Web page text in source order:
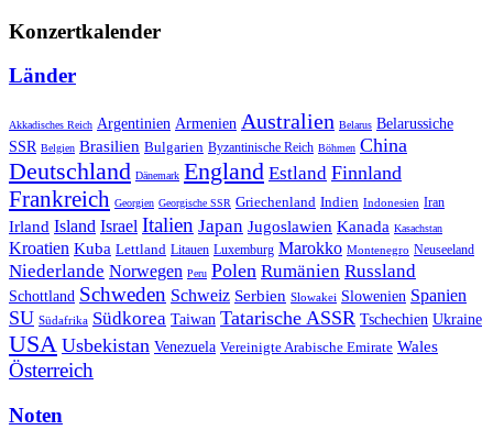
Konzertkalender
Länder
Akkadisches Reich Argentinien Armenien Australien Belarus Belarussiche
SSR Belgien Brasilien Bulgarien Byzantinische Reich Böhmen China
Deutschland Dänemark England Estland Finnland
Frankreich Georgien Georgische SSR Griechenland Indien Indonesien Iran
Irland Island Israel Italien Japan Jugoslawien Kanada Kasachstan
Kroatien Kuba Lettland Litauen Luxemburg Marokko Montenegro Neuseeland
Niederlande Norwegen Peru Polen Rumänien Russland
Schottland Schweden Schweiz Serbien Slowakei Slowenien Spanien
SU Südafrika Südkorea Taiwan Tatarische ASSR Tschechien Ukraine
USA Usbekistan Venezuela Vereinigte Arabische Emirate Wales
Österreich
Noten